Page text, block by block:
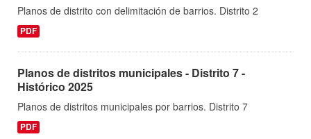
Planos de distrito con delimitación de barrios. Distrito 2
PDF
Planos de distritos municipales - Distrito 7 -
Histórico 2025
Planos de distritos municipales por barrios. Distrito 7
PDF